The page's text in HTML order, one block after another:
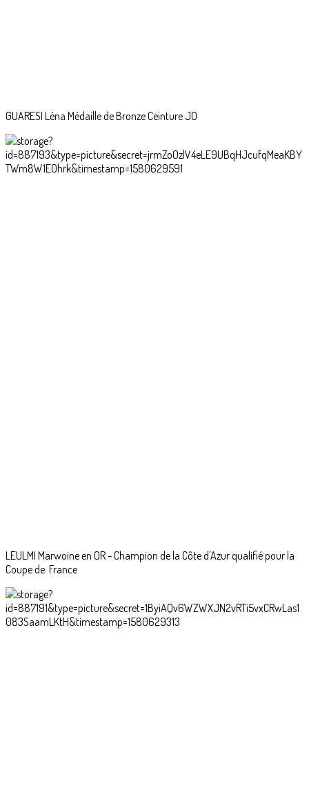
GUARESI Léna Médaille de Bronze Ceinture JO
LEULMI Marwoine en OR - Champion de la Côte d'Azur qualifié pour la
Coupe de France